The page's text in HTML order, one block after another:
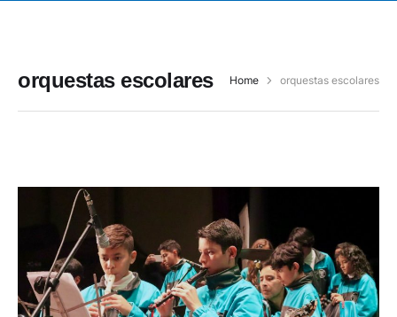
orquestas escolares Home orquestas escolares